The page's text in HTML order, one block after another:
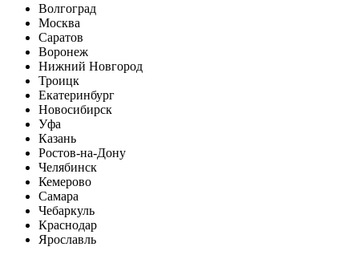
Волгоград
Москва
Саратов
Воронеж
Нижний Новгород
Троицк
Екатеринбург
Новосибирск
Уфа
Казань
Ростов-на-Дону
Челябинск
Кемерово
Самара
Чебаркуль
Краснодар
Ярославль